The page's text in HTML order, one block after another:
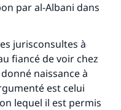
par al-Albani dans
jurisconsultes à
fiancé de voir chez
naissance à
est celui
lequel il est permis
réponses.
action obtient la
qui le fait."